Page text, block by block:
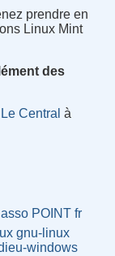
prendre en
Linux Mint
des
Central à
POINT fr
gnu-linux
windows